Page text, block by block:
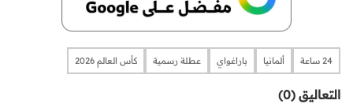
24 ساعة ألمانيا باراغواي عطلة رسمية كأس العالم 2026
التعاليق (0)